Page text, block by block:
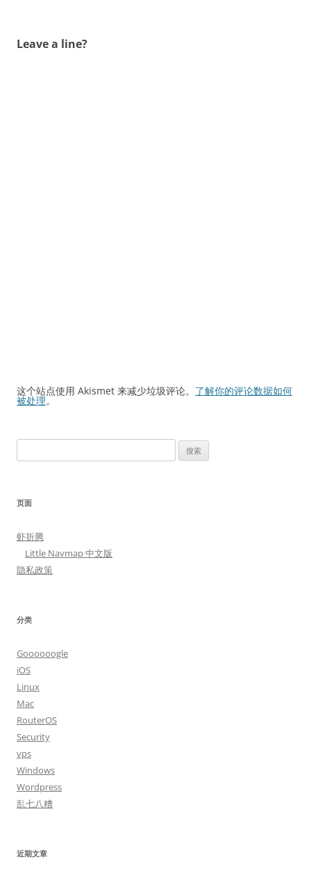
Leave a line?
这个站点使用 Akismet 来减少垃圾评论。 了解你的评论数据如何
被处理。
索：
页面
虾折腾
Little Navmap 中文版
隐私政策
分类
Goooooogle
iOS
Linux
Mac
RouterOS
Security
vps
Windows
Wordpress
乱七八糟
近期文章